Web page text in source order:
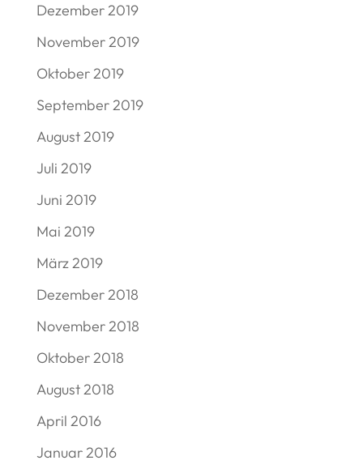
Dezember 2019
November 2019
Oktober 2019
September 2019
August 2019
Juli 2019
Juni 2019
Mai 2019
März 2019
Dezember 2018
November 2018
Oktober 2018
August 2018
April 2016
Januar 2016